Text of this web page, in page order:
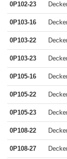
0P102-23
0P103-16
0P103-22
0P103-23
0P105-16
0P105-22
0P105-23
0P108-22
0P108-27